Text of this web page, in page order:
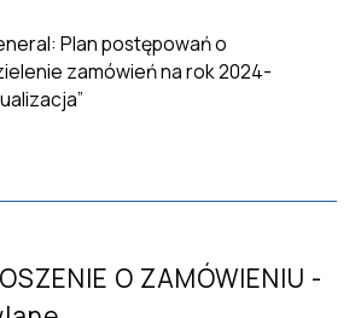
Plan postępowań o
zamówień na rok 2024-
O ZAMÓWIENIU -